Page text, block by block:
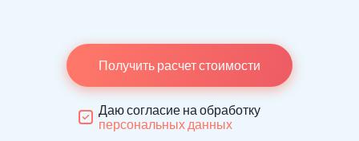
Получить расчет стоимости
Даю согласие на обработку
персональных данных